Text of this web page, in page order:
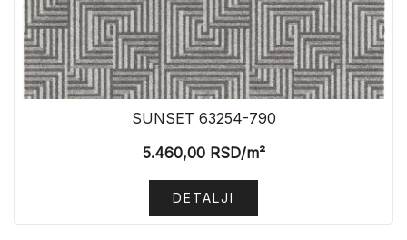
SUNSET 63254-790
5.460,00RSD/m²
DETALJI